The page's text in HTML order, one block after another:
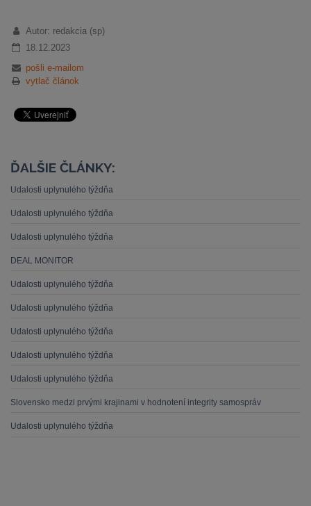
Autor: redakcia (sp)
18.12.2023
pošli e-mailom
vytlač článok
ĎALŠIE ČLÁNKY:
Udalosti uplynulého týždňa
Udalosti uplynulého týždňa
Udalosti uplynulého týždňa
DEAL MONITOR
Udalosti uplynulého týždňa
Udalosti uplynulého týždňa
Udalosti uplynulého týždňa
Udalosti uplynulého týždňa
Udalosti uplynulého týždňa
Slovensko medzi prvými krajinami v hodnotení integrity samospráv
Udalosti uplynulého týždňa